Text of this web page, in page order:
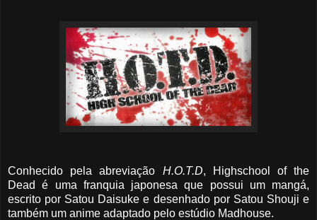
Conhecido pela abreviação H.O.T.D, Highschool of the
Dead é uma franquia japonesa que possui um mangá,
escrito por Satou Daisuke e desenhado por Satou Shouji e
também um anime adaptado pelo estúdio Madhouse.